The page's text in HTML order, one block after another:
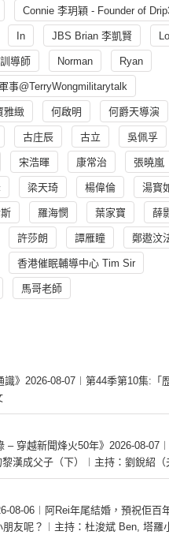
Connie 李玥穎 - Founder of
In JBS Brian 李凱賢
導師 Norman Ryan
事@TerryWongmilitarytalk
雅緻 何啟明 何爵天導演
古庄辰 古立 吳佩孚
宋浩暉 康常治 張曉嵐
梁天琦 楊偉倫 湯寳
羅海憫 葉家寶 薛
許莎朗 譚雁瞳 鄭遨汶
香港催眠輔導中心 Tim Sir
馬哥老師
識》2026-08-07︱第44季第10集:「
– 穿越新聞烽火50年》2026-08-
漢成父子（下）︱主持：劉銳紹（
08-06︱阿Rei年尾結婚，預祝佢百
朋友呢？︱主持：杜浚斌 Ben, 塔羅